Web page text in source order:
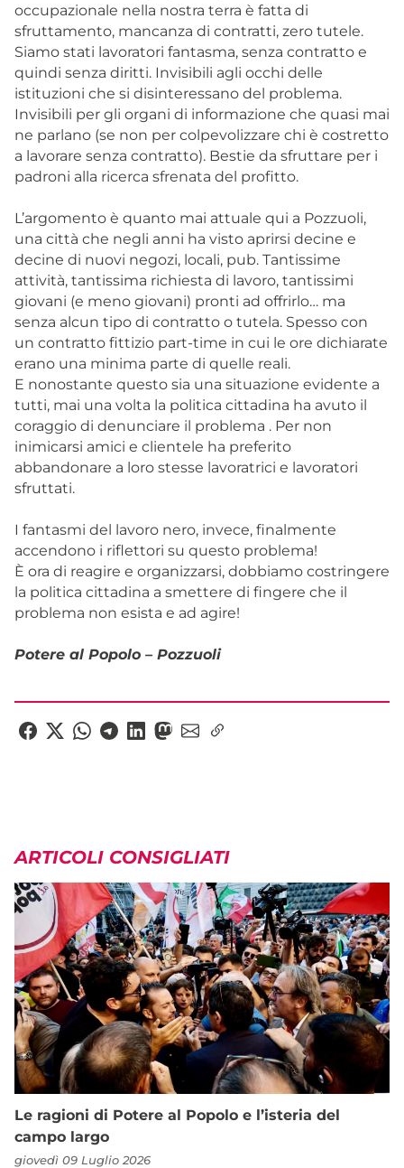
occupazionale nella nostra terra è fatta di
sfruttamento, mancanza di contratti, zero tutele.
Siamo stati lavoratori fantasma, senza contratto e
quindi senza diritti. Invisibili agli occhi delle
istituzioni che si disinteressano del problema.
Invisibili per gli organi di informazione che quasi mai
ne parlano (se non per colpevolizzare chi è costretto
a lavorare senza contratto). Bestie da sfruttare per i
padroni alla ricerca sfrenata del profitto.
L’argomento è quanto mai attuale qui a Pozzuoli,
una città che negli anni ha visto aprirsi decine e
decine di nuovi negozi, locali, pub. Tantissime
attività, tantissima richiesta di lavoro, tantissimi
giovani (e meno giovani) pronti ad offrirlo… ma
senza alcun tipo di contratto o tutela. Spesso con
un contratto fittizio part-time in cui le ore dichiarate
erano una minima parte di quelle reali.
E nonostante questo sia una situazione evidente a
tutti, mai una volta la politica cittadina ha avuto il
coraggio di denunciare il problema . Per non
inimicarsi amici e clientele ha preferito
abbandonare a loro stesse lavoratrici e lavoratori
sfruttati.
I fantasmi del lavoro nero, invece, finalmente
accendono i riflettori su questo problema!
È ora di reagire e organizzarsi, dobbiamo costringere
la politica cittadina a smettere di fingere che il
problema non esista e ad agire!
Potere al Popolo – Pozzuoli
ARTICOLI CONSIGLIATI
Le ragioni di Potere al Popolo e l’isteria del
campo largo
giovedì 09 Luglio 2026